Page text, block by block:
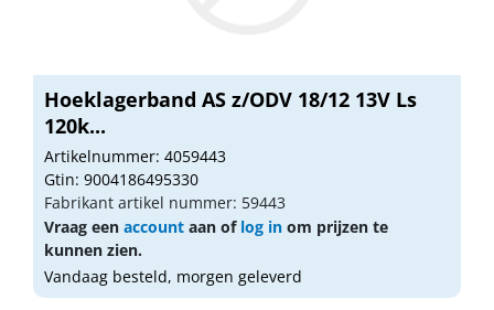
Hoeklagerband AS z/ODV 18/12 13V Ls
120k...
Artikelnummer: 4059443
Gtin: 9004186495330
Fabrikant artikel nummer: 59443
Vraag een account aan of log in om prijzen te
kunnen zien.
Vandaag besteld, morgen geleverd